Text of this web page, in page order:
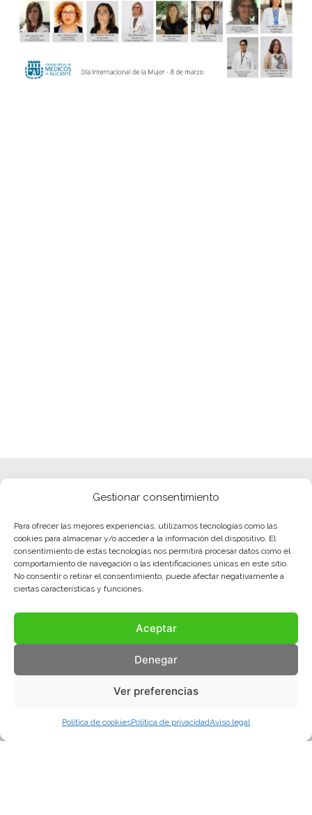
Gestionar consentimiento
Para ofrecer las mejores experiencias, utilizamos tecnologías como las
cookies para almacenar y/o acceder a la información del dispositivo. El
consentimiento de estas tecnologías nos permitirá procesar datos como el
comportamiento de navegación o las identificaciones únicas en este sitio.
No consentir o retirar el consentimiento, puede afectar negativamente a
ciertas características y funciones.
Aceptar
Denegar
Ver preferencias
Política de cookiesPolítica de privacidadAviso legal